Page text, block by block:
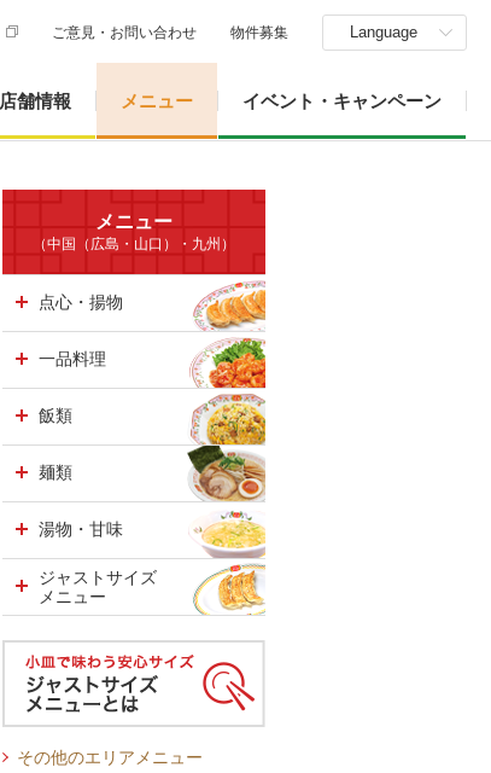
ご意見・お問い合わせ 物件募集 Language
店舗情報 メニュー イベント・キャンペーン
メニュー
（中国（広島・山口）・九州）
点心・揚物
一品料理
飯類
麺類
湯物・甘味
ジャストサイズ
メニュー
その他のエリアメニュー